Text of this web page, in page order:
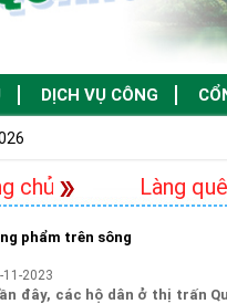
DỊCH VỤ CÔNG
chủ Làng
phẩm trên sông
2023
đây, các hộ dân ở thị trấn